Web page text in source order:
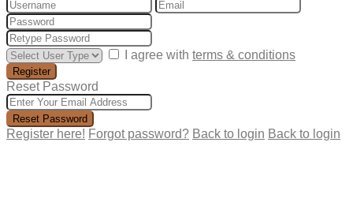
I agree with terms & conditions
Register
Reset Password
Reset Password
Register here! Forgot password? Back to login Back to login